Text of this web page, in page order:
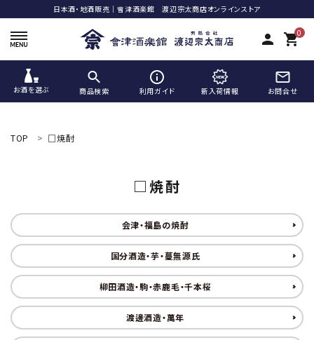
日本酒・地酒販売｜會津酒楽館 渡辺宗太商店オンラインストア
person 0
shopping_cart
お酒を選ぶ 商品検索 利用ガイド 新入荷情報 お問合せ
ようこそ ゲスト 様
search
TOP □焼酎
□焼酎
会津・福島の焼酎
国分酒造・芋・蔓無源氏
柳田酒造・駒・赤鹿毛・千本桜
渡邊酒造・萬年